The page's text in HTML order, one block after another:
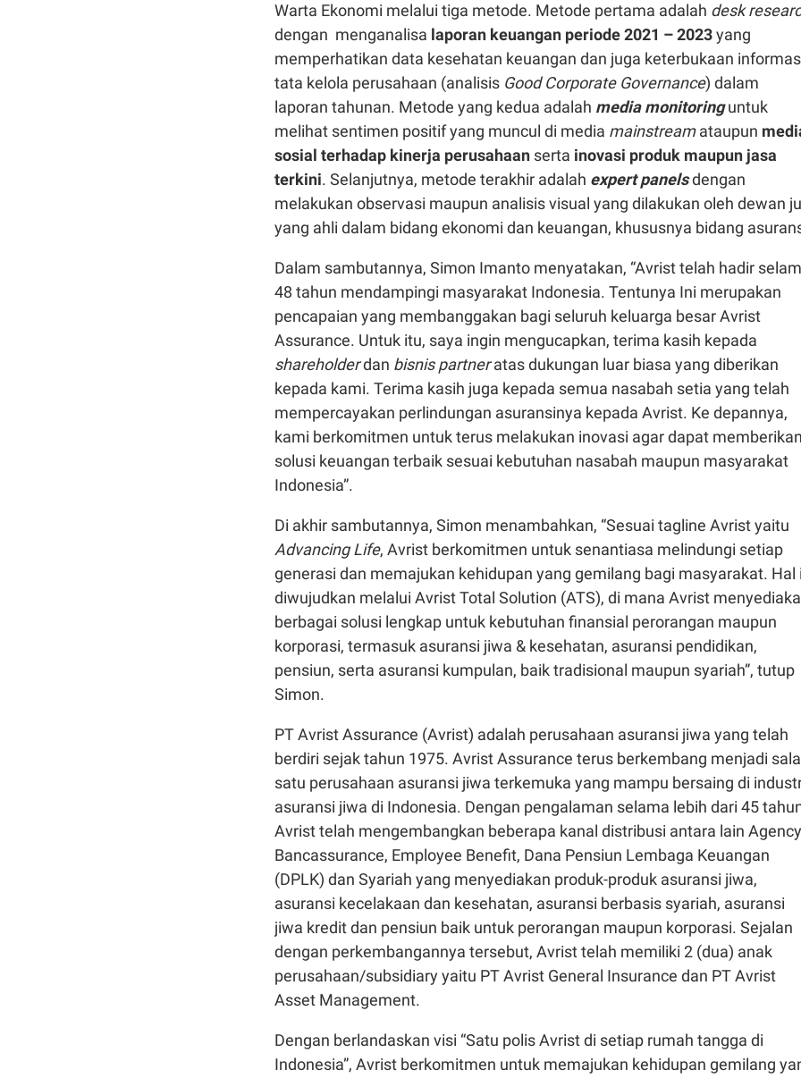
Warta Ekonomi melalui tiga metode. Metode pertama adalah desk
dengan menganalisa laporan keuangan periode 2021 – 2023yang
memperhatikan data kesehatan keuangan dan juga keterbukaan
tata kelola perusahaan (analisis Good Corporate Governance) dalam
laporan tahunan. Metode yang kedua adalah media monitoringuntuk
melihat sentimen positif yang muncul di media mainstreamataupun
sosial terhadap kinerja perusahaan serta inovasi produk maupun jasa
terkini. Selanjutnya, metode terakhir adalah expert panelsdengan
melakukan observasi maupun analisis visual yang dilakukan oleh dewan
yang ahli dalam bidang ekonomi dan keuangan, khususnya bidang
Dalam sambutannya, Simon Imanto menyatakan, “Avrist telah hadir
48 tahun mendampingi masyarakat Indonesia. Tentunya Ini merupakan
pencapaian yang membanggakan bagi seluruh keluarga besar Avrist
Assurance. Untuk itu, saya ingin mengucapkan, terima kasih kepada
shareholderdan bisnis partneratas dukungan luar biasa yang diberikan
kepada kami. Terima kasih juga kepada semua nasabah setia yang telah
mempercayakan perlindungan asuransinya kepada Avrist. Ke depannya,
kami berkomitmen untuk terus melakukan inovasi agar dapat memberikan
solusi keuangan terbaik sesuai kebutuhan nasabah maupun masyarakat
Indonesia”.
Di akhir sambutannya, Simon menambahkan, “Sesuai tagline Avrist yaitu
Advancing Life, Avrist berkomitmen untuk senantiasa melindungi setiap
generasi dan memajukan kehidupan yang gemilang bagi masyarakat. Hal
diwujudkan melalui Avrist Total Solution (ATS), di mana Avrist
berbagai solusi lengkap untuk kebutuhan finansial perorangan maupun
korporasi, termasuk asuransi jiwa & kesehatan, asuransi pendidikan,
pensiun, serta asuransi kumpulan, baik tradisional maupun syariah”, tutup
Simon.
PT Avrist Assurance (Avrist) adalah perusahaan asuransi jiwa yang telah
berdiri sejak tahun 1975. Avrist Assurance terus berkembang menjadi
satu perusahaan asuransi jiwa terkemuka yang mampu bersaing di
asuransi jiwa di Indonesia. Dengan pengalaman selama lebih dari 45
Avrist telah mengembangkan beberapa kanal distribusi antara lain
Bancassurance, Employee Benefit, Dana Pensiun Lembaga Keuangan
(DPLK) dan Syariah yang menyediakan produk-produk asuransi jiwa,
asuransi kecelakaan dan kesehatan, asuransi berbasis syariah, asuransi
jiwa kredit dan pensiun baik untuk perorangan maupun korporasi. Sejalan
dengan perkembangannya tersebut, Avrist telah memiliki 2 (dua) anak
perusahaan/subsidiary yaitu PT Avrist General Insurance dan PT Avrist
Asset Management.
Dengan berlandaskan visi “Satu polis Avrist di setiap rumah tangga di
Indonesia”, Avrist berkomitmen untuk memajukan kehidupan gemilang